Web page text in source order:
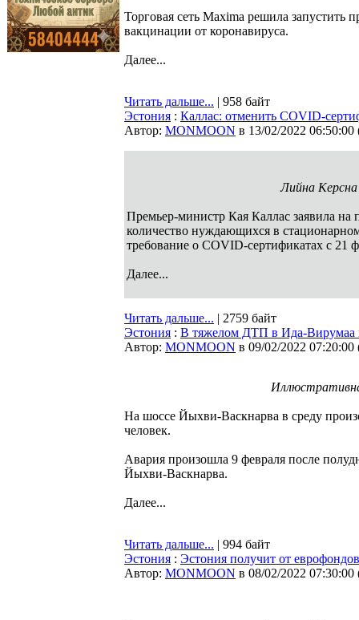
Торговая сеть Maxima решила запустить
вакцинации от коронавируса.
Далее...
Читать дальше... | 958 байт
Эстония : Каллас: отменить COVID-
Автор: MONMOON в 13/02/2022 06:50:00
Лийна
Премьер-министр Кая Каллас заявила на
количество нуждающихся в
требование о COVID-сертификатах с 21
Далее...
Читать дальше... | 2759 байт
Эстония : В тяжелом ДТП в Ида-Вирумаа
Автор: MONMOON в 09/02/2022 07:20:00
На шоссе Йыхви-Васкнарва в среду
человек.
Авария произошла 9 февраля после
Йыхви-Васкнарва.
Далее...
Читать дальше... | 994 байт
Эстония : Эстония получит от
Автор: MONMOON в 08/02/2022 07:30:00